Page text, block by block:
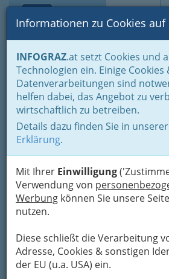
Suche
Informationen zu Cookies auf
INFOGRAZ.at setzt Cookies und
Technologien ein. Einige Cookies
Datenverarbeitungen sind
helfen dabei, das Angebot zu
wirtschaftlich zu betreiben.
Details dazu finden Sie in unserer
Erklärung.
Mit Ihrer Einwilligung
Verwendung von
Werbung können Sie unsere Seite
nutzen.
Diese schließt die Verarbeitung
Adresse, Cookies & sonstigen
der EU (u.a. USA) ein.
Home Branchen Bildung &
Neue Mittelschule
Gradnerstraße 24, 8055 Graz
+43 316 872 6895
+43 316 872 6896
Direktor: Gerhard Pawlata
Kooperativen
Schulverbund Graz
Nachmittagsbetreuung,
Qualitätssiegel 2004
Nationalagentur
Bildungsministerin Elisabeth